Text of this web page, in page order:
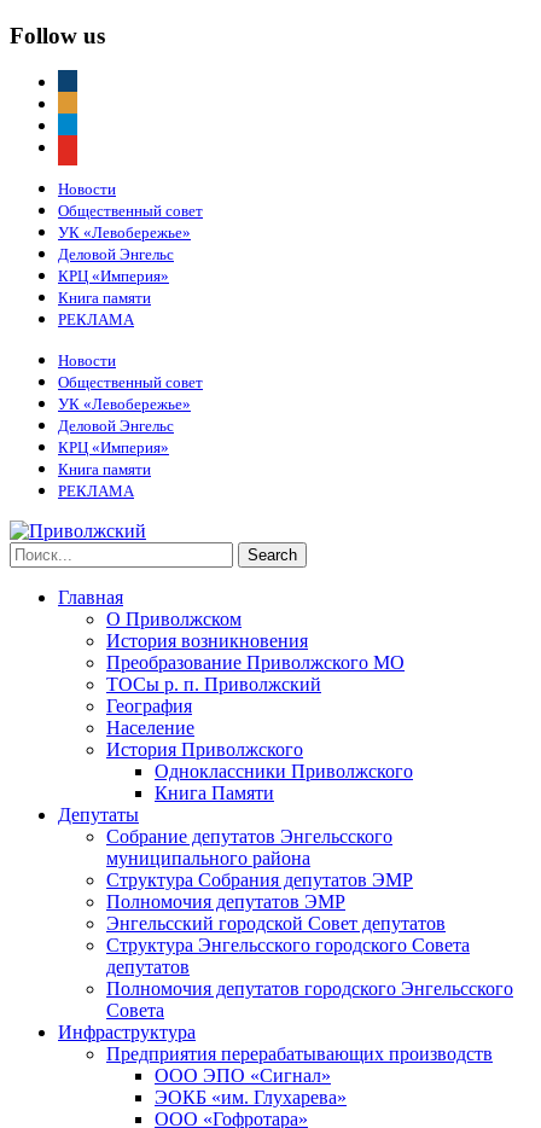
Follow us
Новости
Общественный совет
УК «Левобережье»
Деловой Энгельс
КРЦ «Империя»
Книга памяти
РЕКЛАМА
Новости
Общественный совет
УК «Левобережье»
Деловой Энгельс
КРЦ «Империя»
Книга памяти
РЕКЛАМА
Главная
О Приволжском
История возникновения
Преобразование Приволжского МО
ТОСы р. п. Приволжский
География
Население
История Приволжского
Одноклассники Приволжского
Книга Памяти
Депутаты
Собрание депутатов Энгельсского
муниципального района
Структура Собрания депутатов ЭМР
Полномочия депутатов ЭМР
Энгельсский городской Совет депутатов
Структура Энгельсского городского Совета
депутатов
Полномочия депутатов городского Энгельсского
Совета
Инфраструктура
Предприятия перерабатывающих производств
ООО ЭПО «Сигнал»
ЭОКБ «им. Глухарева»
ООО «Гофротара»